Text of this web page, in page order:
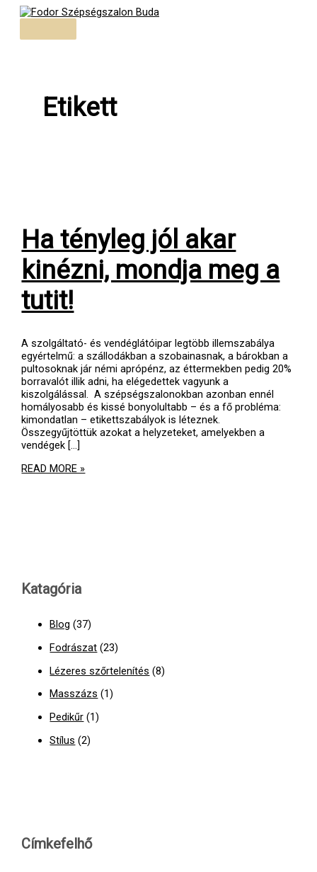
Skip
content Menu
Etikett
Ha tényleg jól akar
kinézni, mondja meg a
tutit!
A szolgáltató- és vendéglátóipar legtöbb illemszabálya
egyértelmű: a szállodákban a szobainasnak, a bárokban a
pultosoknak jár némi aprópénz, az éttermekben pedig 20%
borravalót illik adni, ha elégedettek vagyunk a
kiszolgálással. A szépségszalonokban azonban ennél
homályosabb és kissé bonyolultabb – és a fő probléma:
kimondatlan – etikettszabályok is léteznek.
Összegyűjtöttük azokat a helyzeteket, amelyekben a
vendégek [...]
HA
READ MORE »
Katagória
Blog (37)
Fodrászat (23)
Lézeres szőrtelenítés (8)
Masszázs (1)
Pedikűr (1)
Stílus (2)
Címkefelhő